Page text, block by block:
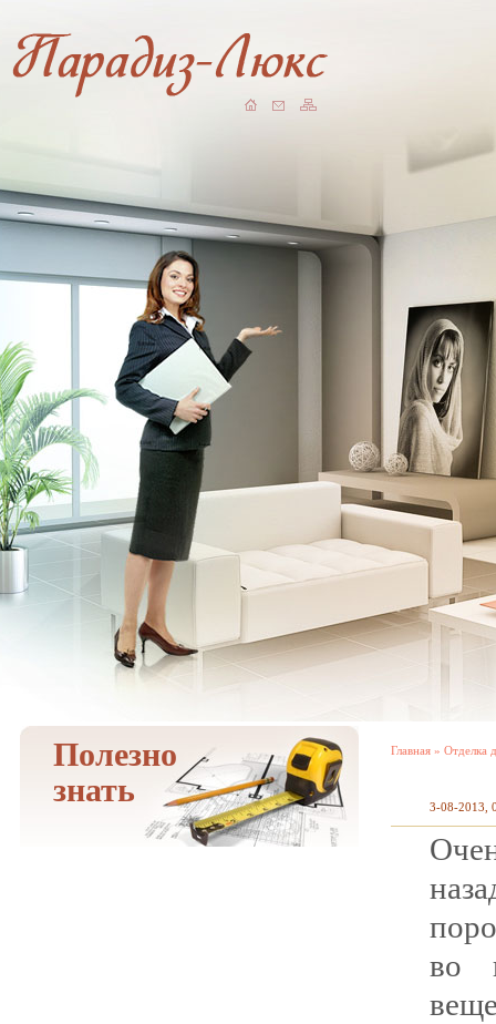
Полезно
знать
Главная » Отделка
3-08-2013,
во